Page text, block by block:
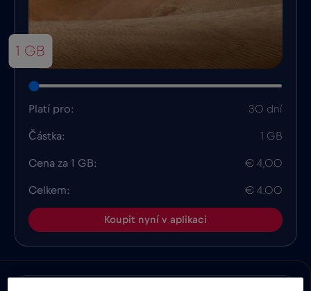
1 GB
Platí pro: 30 dní
Částka: 1 GB
Cena za 1 GB: € 4,00
Celkem: € 4.00
Koupit nyní v aplikaci